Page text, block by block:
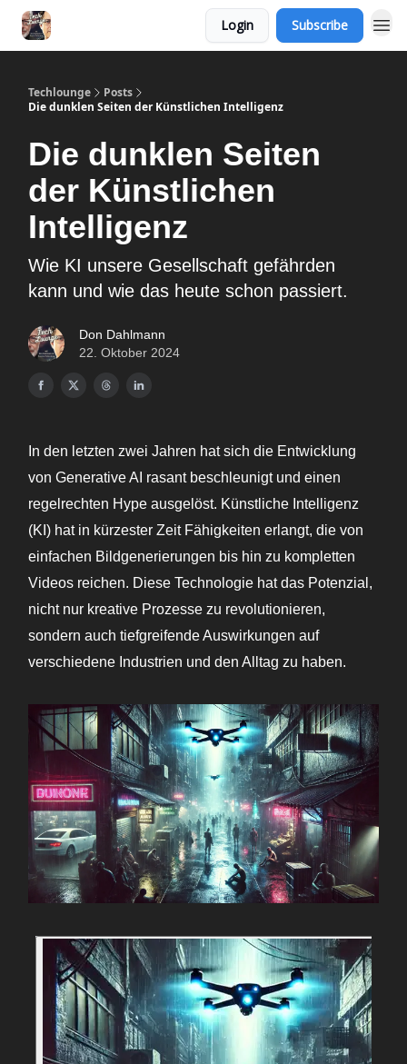
Login Subscribe
Techlounge
Posts
Die dunklen Seiten der Künstlichen Intelligenz
Die dunklen Seiten
der Künstlichen
Intelligenz
Wie KI unsere Gesellschaft gefährden
kann und wie das heute schon passiert.
Don Dahlmann
22. Oktober 2024
In den letzten zwei Jahren hat sich die Entwicklung
von Generative AI rasant beschleunigt und einen
regelrechten Hype ausgelöst. Künstliche Intelligenz
(KI) hat in kürzester Zeit Fähigkeiten erlangt, die von
einfachen Bildgenerierungen bis hin zu kompletten
Videos reichen. Diese Technologie hat das Potenzial,
nicht nur kreative Prozesse zu revolutionieren,
sondern auch tiefgreifende Auswirkungen auf
verschiedene Industrien und den Alltag zu haben.